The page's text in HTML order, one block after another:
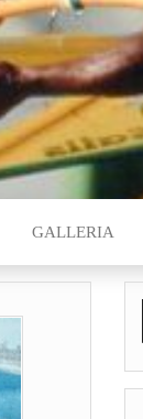
GALLERIA